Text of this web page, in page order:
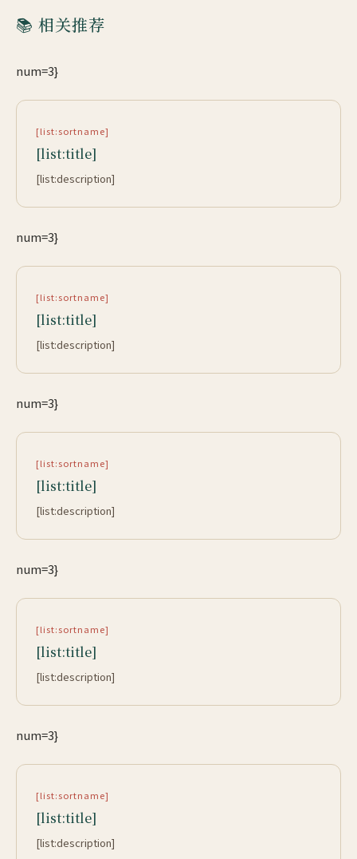
📚 相关推荐
num=3}
[list:sortname]
[list:title]
[list:description]
num=3}
[list:sortname]
[list:title]
[list:description]
num=3}
[list:sortname]
[list:title]
[list:description]
num=3}
[list:sortname]
[list:title]
[list:description]
num=3}
[list:sortname]
[list:title]
[list:description]